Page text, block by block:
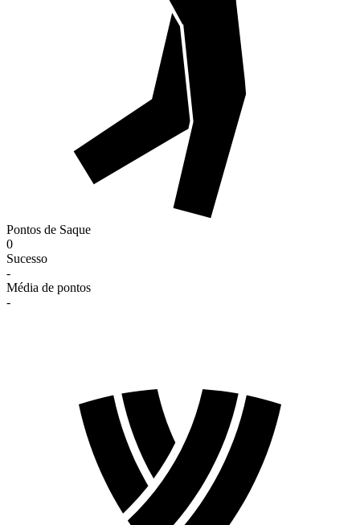
Pontos de Saque
0
Sucesso
-
Média de pontos
-